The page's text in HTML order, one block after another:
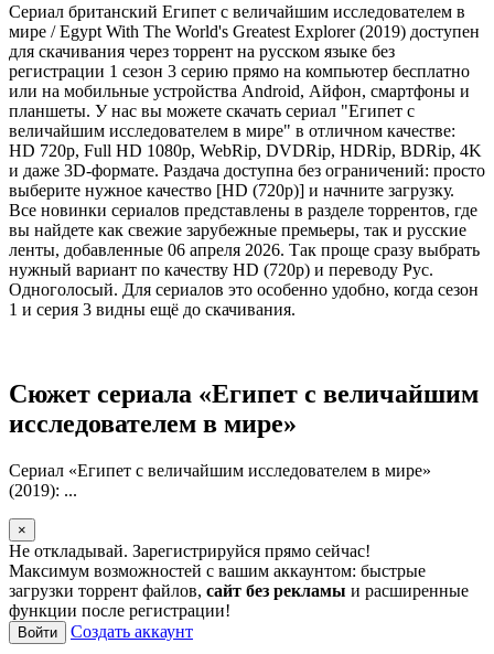
Сериал британский Египет с величайшим исследователем в
мире / Egypt With The World's Greatest Explorer (2019) доступен
для скачивания через торрент на русском языке без
регистрации 1 сезон 3 серию прямо на компьютер бесплатно
или на мобильные устройства Android, Айфон, смартфоны и
планшеты. У нас вы можете скачать сериал "Египет с
величайшим исследователем в мире" в отличном качестве:
HD 720p, Full HD 1080p, WebRip, DVDRip, HDRip, BDRip, 4K
и даже 3D-формате. Раздача доступна без ограничений: просто
выберите нужное качество [HD (720p)] и начните загрузку.
Все новинки сериалов представлены в разделе торрентов, где
вы найдете как свежие зарубежные премьеры, так и русские
ленты, добавленные 06 апреля 2026. Так проще сразу выбрать
нужный вариант по качеству HD (720p) и переводу Рус.
Одноголосый. Для сериалов это особенно удобно, когда сезон
1 и серия 3 видны ещё до скачивания.
Сюжет сериала «Египет с величайшим
исследователем в мире»
Сериал «Египет с величайшим исследователем в мире»
(2019): ...
×
Не откладывай. Зарегистрируйся прямо сейчас!
Максимум возможностей с вашим аккаунтом: быстрые
загрузки торрент файлов, сайт без рекламы и расширенные
функции после регистрации!
Войти Создать аккаунт